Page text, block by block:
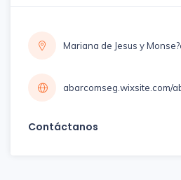
Mariana de Jesus y
abarcomseg.wixsite.com/
Contáctanos